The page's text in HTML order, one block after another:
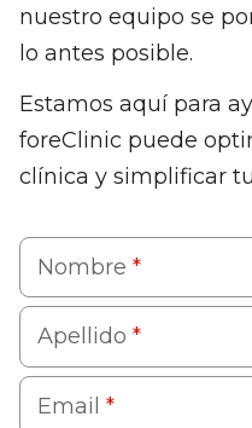
nuestro equipo se
lo antes posible.
Estamos aquí para
foreClinic puede
clínica y simplificar
Nombre *
Apellido *
Email *